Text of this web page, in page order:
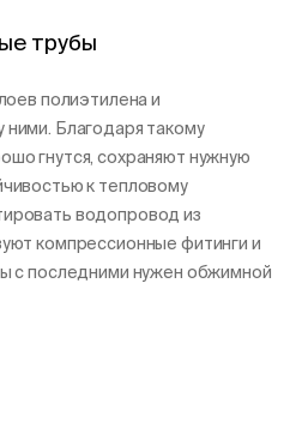
трубы
полиэтилена и
Благодаря такому
гнутся, сохраняют нужную
к тепловому
водопровод из
компрессионные фитинги и
с последними нужен обжимной